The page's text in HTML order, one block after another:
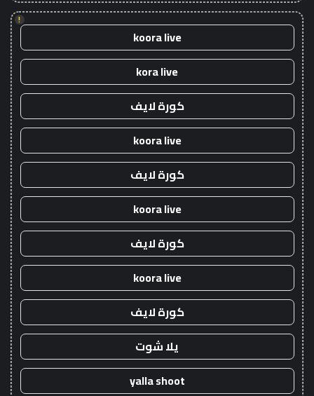
!
koora live
kora live
كورة لايف
koora live
كورة لايف
koora live
كورة لايف
koora live
كورة لايف
يلا شوت
yalla shoot